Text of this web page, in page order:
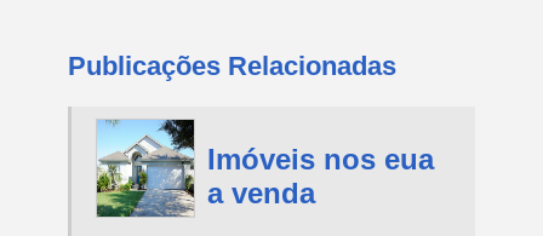
Publicações Relacionadas
Imóveis nos eua
a venda